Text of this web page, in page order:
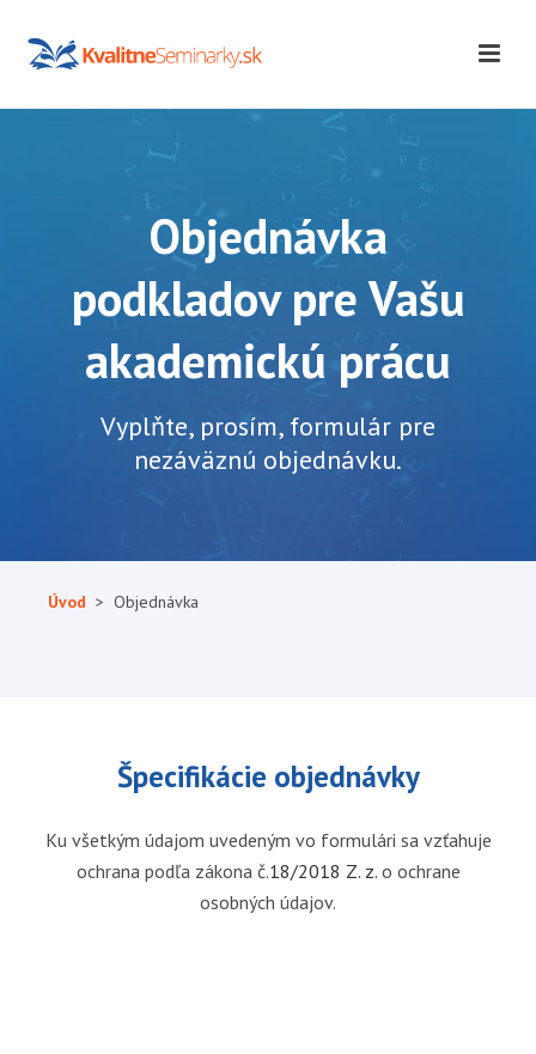
Objednávka
podkladov pre Vašu
akademickú prácu
Vyplňte, prosím, formulár pre
nezáväznú objednávku.
Úvod > Objednávka
Špecifikácie objednávky
Ku všetkým údajom uvedeným vo formulári sa vzťahuje
ochrana podľa zákona č.18/2018 Z. z.o ochrane
osobných údajov.